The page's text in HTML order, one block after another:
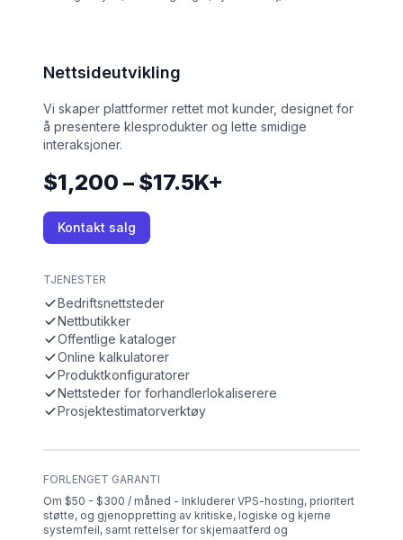
Nettsideutvikling
Vi skaper plattformer rettet mot kunder, designet for
å presentere klesprodukter og lette smidige
interaksjoner.
$1,200 – $17.5K+
Kontakt salg
TJENESTER
Bedriftsnettsteder
Nettbutikker
Offentlige kataloger
Online kalkulatorer
Produktkonfiguratorer
Nettsteder for forhandlerlokaliserere
Prosjektestimatorverktøy
FORLENGET GARANTI
Om $50 - $300 / måned - Inkluderer VPS-hosting, prioritert
støtte, og gjenoppretting av kritiske, logiske og kjerne
systemfeil, samt rettelser for skjemaatferd og